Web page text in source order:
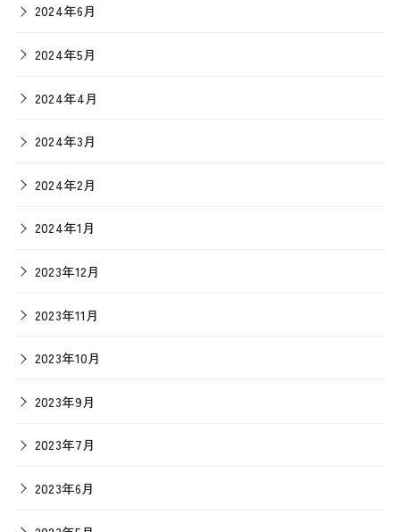
2024年6月
2024年5月
2024年4月
2024年3月
2024年2月
2024年1月
2023年12月
2023年11月
2023年10月
2023年9月
2023年7月
2023年6月